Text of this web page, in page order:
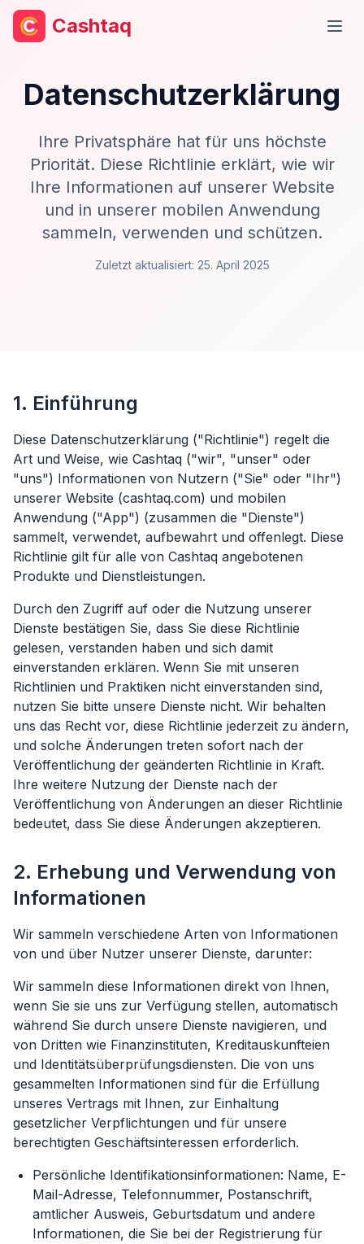
Cashtaq
Datenschutzerklärung
Ihre Privatsphäre hat für uns höchste
Priorität. Diese Richtlinie erklärt, wie wir
Ihre Informationen auf unserer Website
und in unserer mobilen Anwendung
sammeln, verwenden und schützen.
Zuletzt aktualisiert: 25. April 2025
1. Einführung
Diese Datenschutzerklärung ("Richtlinie") regelt die
Art und Weise, wie Cashtaq ("wir", "unser" oder
"uns") Informationen von Nutzern ("Sie" oder "Ihr")
unserer Website (cashtaq.com) und mobilen
Anwendung ("App") (zusammen die "Dienste")
sammelt, verwendet, aufbewahrt und offenlegt. Diese
Richtlinie gilt für alle von Cashtaq angebotenen
Produkte und Dienstleistungen.
Durch den Zugriff auf oder die Nutzung unserer
Dienste bestätigen Sie, dass Sie diese Richtlinie
gelesen, verstanden haben und sich damit
einverstanden erklären. Wenn Sie mit unseren
Richtlinien und Praktiken nicht einverstanden sind,
nutzen Sie bitte unsere Dienste nicht. Wir behalten
uns das Recht vor, diese Richtlinie jederzeit zu ändern,
und solche Änderungen treten sofort nach der
Veröffentlichung der geänderten Richtlinie in Kraft.
Ihre weitere Nutzung der Dienste nach der
Veröffentlichung von Änderungen an dieser Richtlinie
bedeutet, dass Sie diese Änderungen akzeptieren.
2. Erhebung und Verwendung von
Informationen
Wir sammeln verschiedene Arten von Informationen
von und über Nutzer unserer Dienste, darunter:
Wir sammeln diese Informationen direkt von Ihnen,
wenn Sie sie uns zur Verfügung stellen, automatisch
während Sie durch unsere Dienste navigieren, und
von Dritten wie Finanzinstituten, Kreditauskunfteien
und Identitätsüberprüfungsdiensten. Die von uns
gesammelten Informationen sind für die Erfüllung
unseres Vertrags mit Ihnen, zur Einhaltung
gesetzlicher Verpflichtungen und für unsere
berechtigten Geschäftsinteressen erforderlich.
Persönliche Identifikationsinformationen: Name, E-
Mail-Adresse, Telefonnummer, Postanschrift,
amtlicher Ausweis, Geburtsdatum und andere
Informationen, die Sie bei der Registrierung für